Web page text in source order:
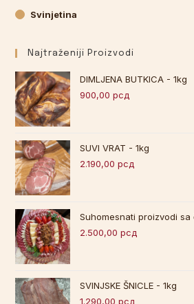
Svinjetina
Najtraženiji Proizvodi
DIMLJENA BUTKICA - 1kg
900,00рсд
SUVI VRAT - 1kg
2.190,00рсд
Suhomesnati proizvodi sa
2.500,00рсд
SVINJSKE ŠNICLE - 1kg
1.290,00рсд